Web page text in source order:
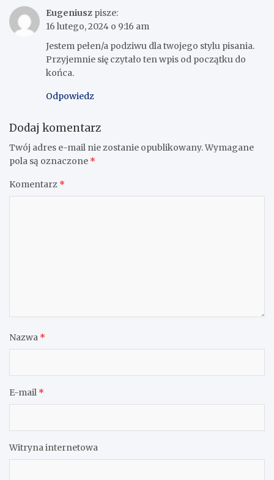
Eugeniusz pisze:
16 lutego, 2024 o 9:16 am
Jestem pełen/a podziwu dla twojego stylu pisania.
Przyjemnie się czytało ten wpis od początku do
końca.
Odpowiedz
Dodaj komentarz
Twój adres e-mail nie zostanie opublikowany.Wymagane
pola są oznaczone *
Komentarz *
Nazwa *
E-mail *
Witryna internetowa